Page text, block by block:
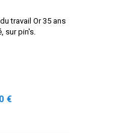
travail Or 35 ans
sur pin's.
€